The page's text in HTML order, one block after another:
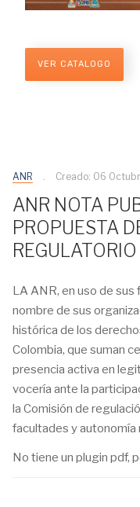
VER CATALOGO
ANR Creado: 06
ANR NOTA
PROPUESTA
LA ANR, en uso de
nombre de sus
histórica de los
Colombia, que suman
presencia activa en
vocería ante la
la Comisión de
facultades y
No tiene un plugin pdf,